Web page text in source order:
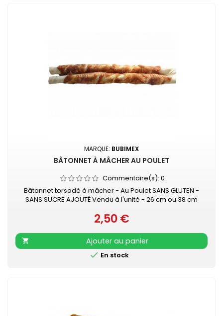
MARQUE: BUBIMEX
BÂTONNET À MÂCHER AU POULET
Commentaire(s): 0
Bâtonnet torsadé à mâcher - Au Poulet SANS GLUTEN -
SANS SUCRE AJOUTÉ Vendu à l'unité - 26 cm ou 38 cm
Prix
2,50 €

Ajouter au panier
 En stock